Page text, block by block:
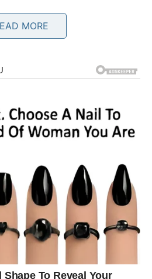
važnu odluku, sada više
bi upoznati nekoga ko
Sve ono što ste gradili
MORE